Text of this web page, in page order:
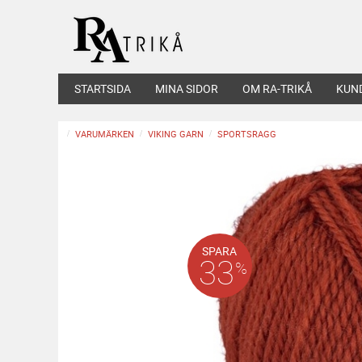
STARTSIDA MINA SIDOR OM RA-TRIKÅ
VARUMÄRKEN VIKING GARN SPORTSRAGG
SPARA
33%